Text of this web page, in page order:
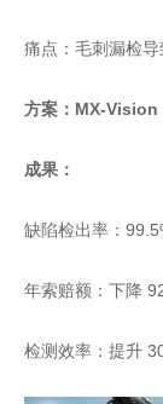
痛点：毛刺漏检
方案：MX-Vision
成果：
缺陷检出率：
年索赔额：下降
检测效率：提升